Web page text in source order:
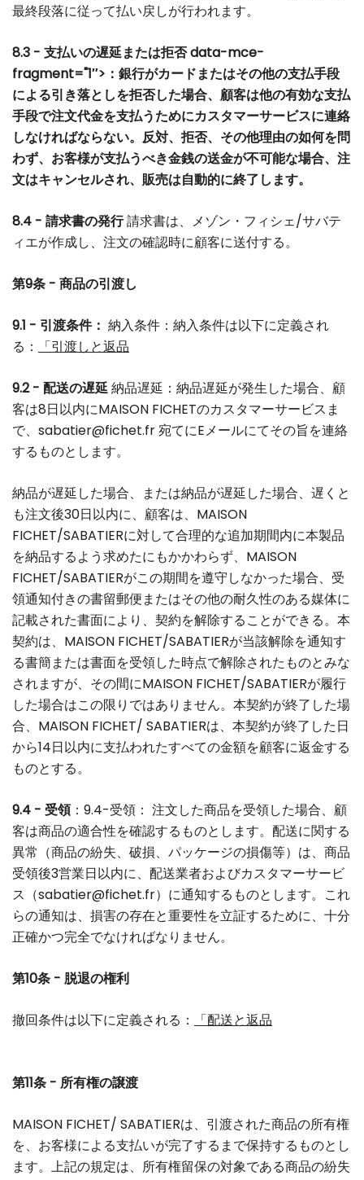
最終段落に従って払い戻しが行われます。
8.3 - 支払いの遅延または拒否 data-mce-
fragment="1″>：銀行がカードまたはその他の支払手段
による引き落としを拒否した場合、顧客は他の有効な支払
手段で注文代金を支払うためにカスタマーサービスに連絡
しなければならない。反対、拒否、その他理由の如何を問
わず、お客様が支払うべき金銭の送金が不可能な場合、注
文はキャンセルされ、販売は自動的に終了します。
8.4 - 請求書の発行請求書は、メゾン・フィシェ/サバテ
ィエが作成し、注文の確認時に顧客に送付する。
第9条 - 商品の引渡し
9.1 - 引渡条件： 納入条件：納入条件は以下に定義され
る：
「引渡しと返品
9.2 - 配送の遅延納品遅延：納品遅延が発生した場合、顧
客は8日以内にMAISON FICHETのカスタマーサービスま
で、 sabatier@fichet.fr宛てにEメールにてその旨を連絡
するものとします。
納品が遅延した場合、または納品が遅延した場合、遅くと
も注文後30日以内に、顧客は、MAISON
FICHET/SABATIERに対して合理的な追加期間内に本製品
を納品するよう求めたにもかかわらず、MAISON
FICHET/SABATIERがこの期間を遵守しなかった場合、受
領通知付きの書留郵便またはその他の耐久性のある媒体に
記載された書面により、契約を解除することができる。本
契約は、MAISON FICHET/SABATIERが当該解除を通知す
る書簡または書面を受領した時点で解除されたものとみな
されますが、その間にMAISON FICHET/SABATIERが履行
した場合はこの限りではありません。本契約が終了した場
合、MAISON FICHET/ SABATIERは、本契約が終了した日
から14日以内に支払われたすべての金額を顧客に返金する
ものとする。
9.4 - 受領：9.4-受領： 注文した商品を受領した場合、顧
客は商品の適合性を確認するものとします。配送に関する
異常（商品の紛失、破損、パッケージの損傷等）は、商品
受領後3営業日以内に、配送業者およびカスタマーサービ
ス（sabatier@fichet.fr）に通知するものとします。これ
らの通知は、損害の存在と重要性を立証するために、十分
正確かつ完全でなければなりません。
第10条 - 脱退の権利
撤回条件は以下に定義される： 「配送と返品
第11条 - 所有権の譲渡
MAISON FICHET/ SABATIERは、引渡された商品の所有権
を、お客様による支払いが完了するまで保持するものとし
ます。上記の規定は、所有権留保の対象である商品の紛失